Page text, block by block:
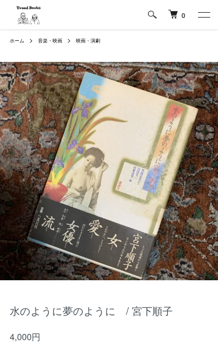
0
ホーム 音楽・映画 映画・演劇
水のように夢のように / 宮下順子
4,000円